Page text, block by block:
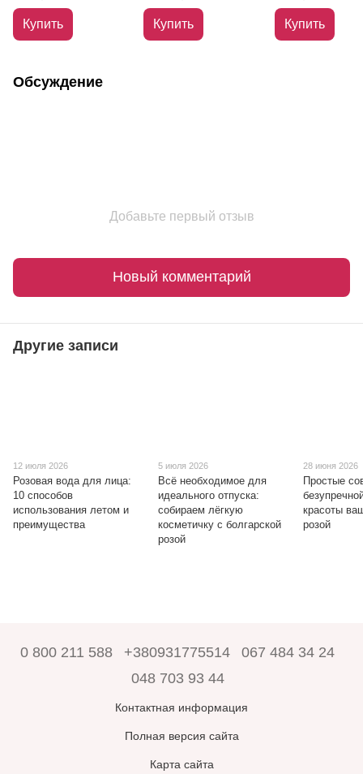
Купить Купить Купить
Обсуждение
Добавьте первый отзыв
Новый комментарий
Другие записи
12 июля 2026
Розовая вода для лица:
10 способов
использования летом и
преимущества
5 июля 2026
Всё необходимое для
идеального отпуска:
собираем лёгкую
косметичку с болгарской
розой
28 июня 2026
Простые
красоты
розой
0 800 211 588 +380931775514
067 484 34 24
048 703 93 44
Контактная информация
Полная версия сайта
Карта сайта